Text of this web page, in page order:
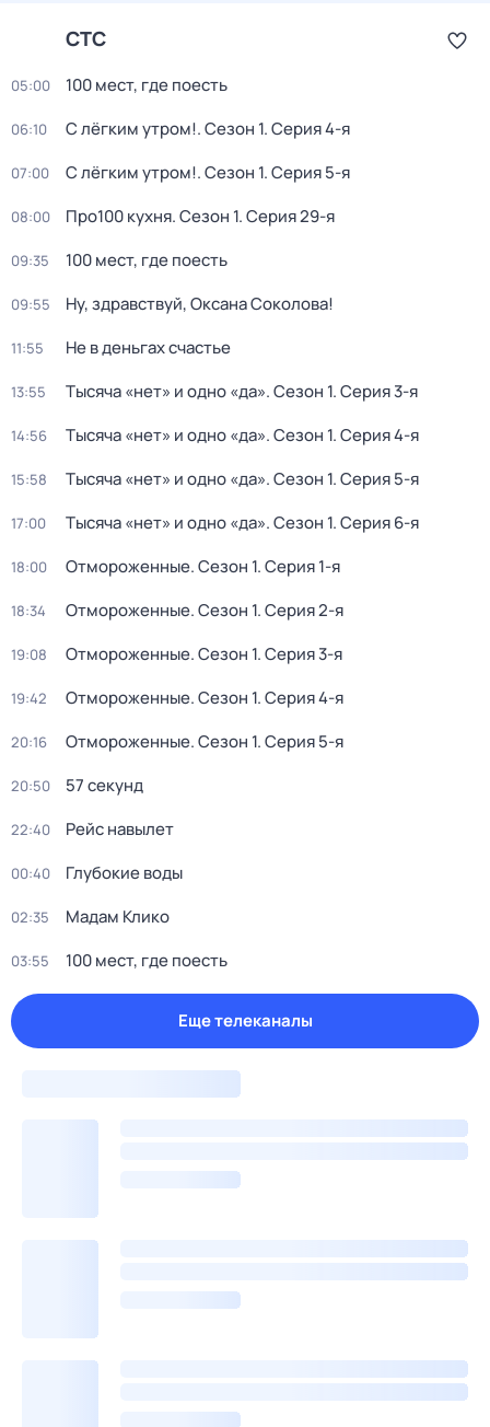
СТС
05:00 100 мест, где поесть
06:10 С лёгким утром!. Сезон 1. Серия 4-я
07:00 С лёгким утром!. Сезон 1. Серия 5-я
08:00 Про100 кухня. Сезон 1. Серия 29-я
09:35 100 мест, где поесть
09:55 Ну, здравствуй, Оксана Соколова!
11:55 Не в деньгах счастье
13:55 Тысяча «нет» и одно «да». Сезон 1. Серия 3-я
14:56 Тысяча «нет» и одно «да». Сезон 1. Серия 4-я
15:58 Тысяча «нет» и одно «да». Сезон 1. Серия 5-я
17:00 Тысяча «нет» и одно «да». Сезон 1. Серия 6-я
18:00 Отмороженные. Сезон 1. Серия 1-я
18:34 Отмороженные. Сезон 1. Серия 2-я
19:08 Отмороженные. Сезон 1. Серия 3-я
19:42 Отмороженные. Сезон 1. Серия 4-я
20:16 Отмороженные. Сезон 1. Серия 5-я
20:50 57 секунд
22:40 Рейс навылет
00:40 Глубокие воды
02:35 Мадам Клико
03:55 100 мест, где поесть
Еще телеканалы